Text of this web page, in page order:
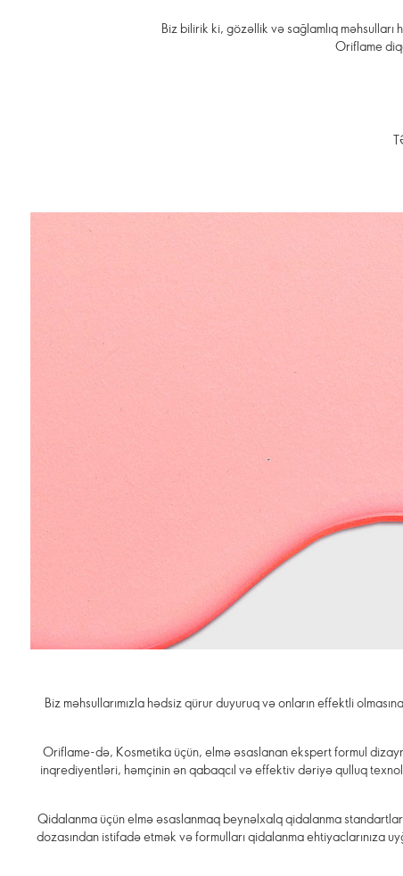
Biz bilirik ki, gözəllik və sağlamlıq
Oriflame
Biz məhsullarımızla hədsiz qürur duyuruq və onların effektli
Oriflame-də, Kosmetika üçün, elmə əsaslanan ekspert formul
inqrediyentləri, həmçinin ən qabaqcıl və effektiv dəriyə qulluq
Qidalanma üçün elmə əsaslanmaq beynəlxalq qidalanma
dozasından istifadə etmək və formulları qidalanma ehtiyaclarınıza